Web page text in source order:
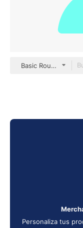
Basic Rounded Flat
Personaliza tus